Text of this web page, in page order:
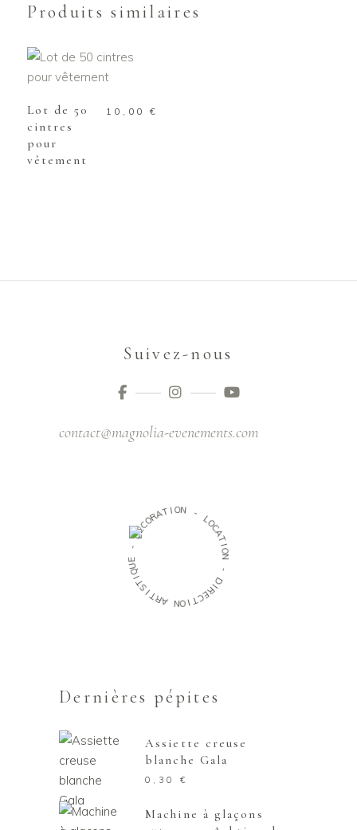
Produits similaires
AJOUTER AU
PANIER
Lot de 50
cintres
pour
vêtement
10,00€
Suivez-nous
contact@magnolia-evenements.com
D
ÉC
ORATION -
L
O
C
A
T
I
O
N
-
D
I
R
E
C
T
I
O
N
A
R
T
I
S
T
I
Q
U
E
-
Dernières pépites
Assiette creuse
blanche Gala
0,30 €
Machine à glaçons